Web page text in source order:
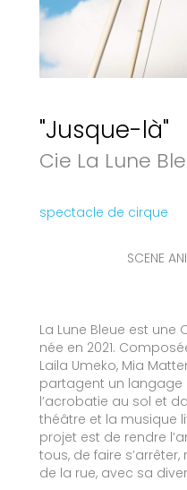
"Jusque-là"
Cie La Lune
spectacle de cirque
SCENE
La Lune Bleue est une
née en 2021.
Laila Umeko, Mia
partagent un langage
l’acrobatie au sol et
théâtre et la musique
projet est de rendre
tous, de faire
de la rue, avec sa